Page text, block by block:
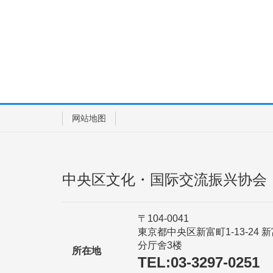
网站地图
中央区文化・国际交流振兴协会
所在地
〒104-0041
東京都中央区新富町1-13-24 新
分厅舍3楼
TEL:03-3297-0251